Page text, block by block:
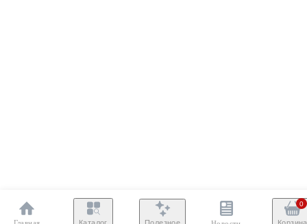
Главная Полезное
0